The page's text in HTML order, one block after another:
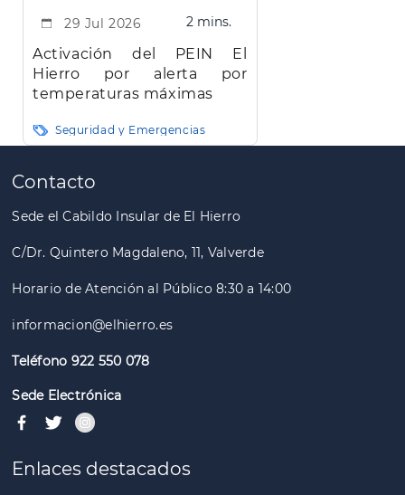
29 Jul 2026 2 mins.
Activación del PEIN El
Hierro por alerta por
temperaturas máximas
Seguridad y Emergencias
Paginación
Contacto
Sede el Cabildo Insular de El Hierro
C/Dr. Quintero Magdaleno, 11, Valverde
Horario de Atención al Público 8:30 a 14:00
informacion@elhierro.es
Teléfono 922 550 078
Sede Electrónica
Enlaces destacados